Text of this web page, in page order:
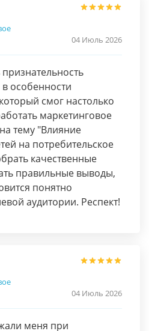
04 Июль 2026
особенности
смог настолько
маркетинговое
тему "Влияние
на потребительское
качественные
правильные выводы,
понятно
аудитории. Респект!
04 Июль 2026
меня при